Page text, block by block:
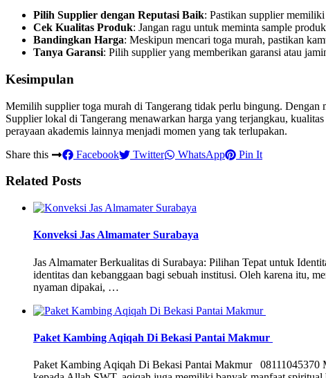
Pilih Supplier dengan Reputasi Baik: Pastikan supplier
Cek Kualitas Produk: Jangan ragu untuk meminta sample
Bandingkan Harga: Meskipun mencari toga murah, pastikan
Tanya Garansi: Pilih supplier yang memberikan garansi atau
Kesimpulan
Memilih supplier toga murah di Tangerang tidak perlu bingung. Dengan
Supplier lokal di Tangerang menawarkan harga yang terjangkau,
perayaan akademis lainnya menjadi momen yang tak terlupakan.
Share this
Facebook Twitter WhatsApp Pin It
Related Posts
Konveksi Jas Almamater Surabaya
Jas Almamater Berkualitas di Surabaya: Pilihan Tepat untuk
identitas dan kebanggaan bagi sebuah institusi. Oleh karena itu,
nyaman dipakai, …
Paket Kambing Aqiqah Di Bekasi Pantai Makmur
Paket Kambing Aqiqah Di Bekasi Pantai Makmur 08111045370